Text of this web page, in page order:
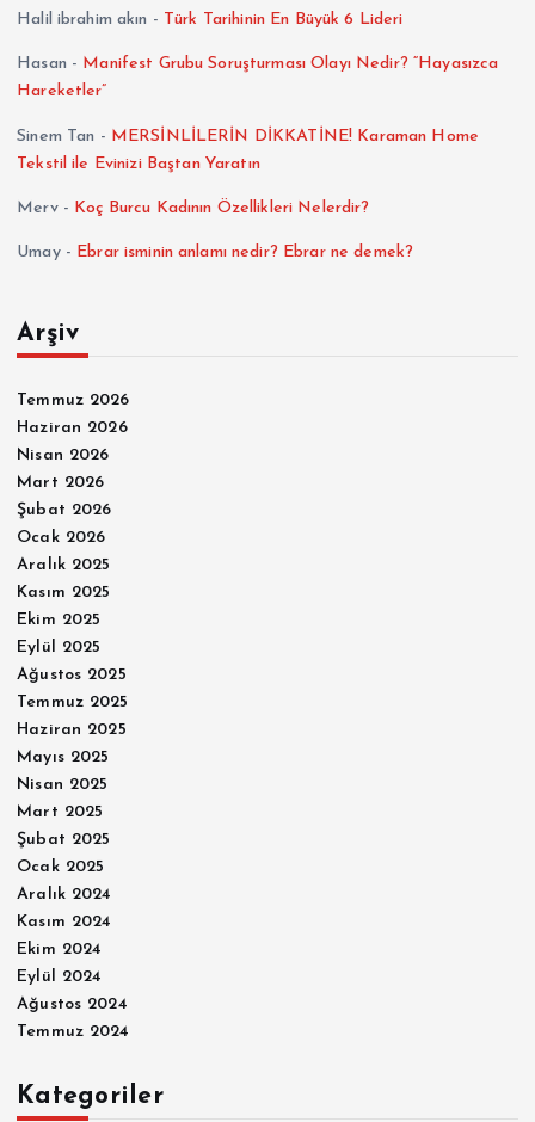
Halil ibrahim akın - Türk Tarihinin En Büyük 6 Lideri
Hasan - Manifest Grubu Soruşturması Olayı Nedir? “Hayasızca
Hareketler”
Sinem Tan - MERSİNLİLERİN DİKKATİNE! Karaman Home
Tekstil ile Evinizi Baştan Yaratın
Merv- Koç Burcu Kadının Özellikleri Nelerdir?
Umay- Ebrar isminin anlamı nedir? Ebrar ne demek?
Arşiv
Temmuz 2026
Haziran 2026
Nisan 2026
Mart 2026
Şubat 2026
Ocak 2026
Aralık 2025
Kasım 2025
Ekim 2025
Eylül 2025
Ağustos 2025
Temmuz 2025
Haziran 2025
Mayıs 2025
Nisan 2025
Mart 2025
Şubat 2025
Ocak 2025
Aralık 2024
Kasım 2024
Ekim 2024
Eylül 2024
Ağustos 2024
Temmuz 2024
Kategoriler